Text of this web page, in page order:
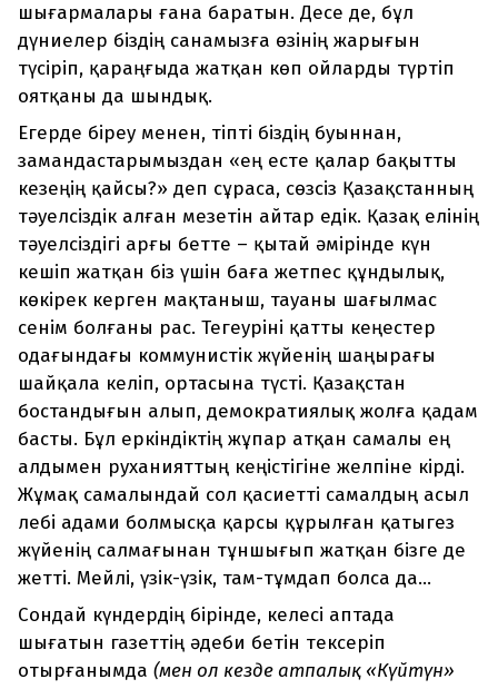
шығармалары ғана баратын. Десе де, бұл
дүниелер біздің санамызға өзінің жарығын
түсіріп, қараңғыда жатқан көп ойларды түртіп
оятқаны да шындық.
Егерде біреу менен, тіпті біздің буыннан,
замандастарымыздан «ең есте қалар бақытты
кезеңің қайсы?» деп сұраса, сөзсіз Қазақстанның
тәуелсіздік алған мезетін айтар едік. Қазақ елінің
тәуелсіздігі арғы бетте – қытай әмірінде күн
кешіп жатқан біз үшін баға жетпес құндылық,
көкірек керген мақтаныш, тауаны шағылмас
сенім болғаны рас. Тегеуріні қатты кеңестер
одағындағы коммунистік жүйенің шаңырағы
шайқала келіп, ортасына түсті. Қазақстан
бостандығын алып, демократиялық жолға қадам
басты. Бұл еркіндіктің жұпар атқан самалы ең
алдымен руханияттың кеңістігіне желпіне кірді.
Жұмақ самалындай сол қасиетті самалдың асыл
лебі адами болмысқа қарсы құрылған қатыгез
жүйенің салмағынан тұншығып жатқан бізге де
жетті. Мейлі, үзік-үзік, там-тұмдап болса да...
Сондай күндердің бірінде, келесі аптада
шығатын газеттің әдеби бетін тексеріп
отырғанымда (мен ол кезде атпалық «Күйтүн»